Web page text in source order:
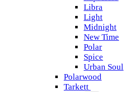
Libra
Light
Midnight
New Time
Polar
Spice
Urban Soul
Polarwood
Tarkett